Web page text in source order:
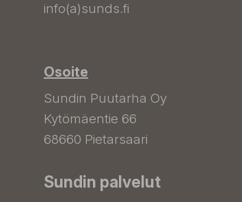
info(a)sunds.fi
Osoite
Sundin Puutarha Oy
Kytömäentie 66
68660 Pietarsaari
Sundin palvelut